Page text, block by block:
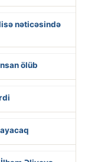
nəticəsində
ölüb